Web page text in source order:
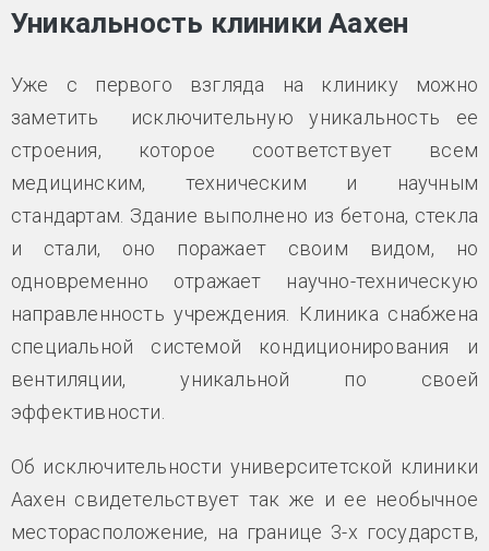
Уникальность клиники Аахен
Уже с первого взгляда на клинику можно
заметить исключительную уникальность ее
строения, которое соответствует всем
медицинским, техническим и научным
стандартам. Здание выполнено из бетона, стекла
и стали, оно поражает своим видом, но
одновременно отражает научно-техническую
направленность учреждения. Клиника снабжена
специальной системой кондиционирования и
вентиляции, уникальной по своей
эффективности.
Об исключительности университетской клиники
Аахен свидетельствует так же и ее необычное
месторасположение, на границе 3-х государств,